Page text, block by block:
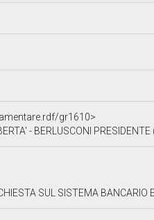
gr1610>
- BERLUSCONI
SUL SISTEMA